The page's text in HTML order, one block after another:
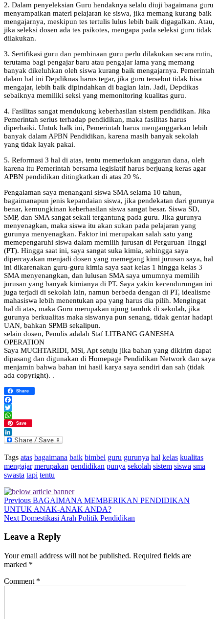
2. Dalam penyeleksian Guru hendaknya selalu diuji bagaimana guru
menyampaikan materi pelajaran ke siswa, jika memang kurang baik
mengajarnya, meskipun tes tertulis lulus lebih baik digagalkan. Atau,
jika seleksi dosen ada tes psikotes, mengapa pada seleksi guru tidak
dilakukan.
3. Sertifikasi guru dan pembinaan guru perlu dilakukan secara rutin,
terutama bagi pengajar baru atau pengajar lama yang memang
banyak dikeluhkan oleh siswa kurang baik mengajarnya. Pemerintah
dalam hal ini Depdiknas harus tegar, jika guru tersebut tidak bisa
mengajar, lebih baik dipindahkan di bagian lain. Jadi, Depdikas
sebaiknya memiliki seksi yang memonitoring kualitas guru.
4. Fasilitas sangat mendukung keberhasilan sistem pendidikan. Jika
Pemerintah serius terhadap pendidikan, maka fasilitas harus
diperbaiki. Untuk halk ini, Pemerintah harus menganggarkan lebih
banyak dalam APBN Pendidikan, karena masih banyak sekolah
yang tidak layak pakai.
5. Reformasi 3 hal di atas, tentu memerlukan anggaran dana, oleh
karena itu Pemerintah bersama legislatif harus berjuang keras agar
APBN pendidikan ditingkatkan di atas 20 %.
Pengalaman saya menangani siswa SMA selama 10 tahun,
bagaimanapun jenis kepandaian siswa, jika pendekatan dari gurunya
benar, kemungkinan keberhasilan siswa sangat besar. Siswa SD,
SMP, dan SMA sangat sekali tergantung pada guru. Jika gurunya
menyenagkan, maka siswa itu akan sukan pada pelajaran yang
gurunya menyenagkan. Faktor ini merupakan salah satu yang
memepengaruhi siswa dalam memilih jurusan di Perguruan Tinggi
(PT). Hingga saat ini, saya sangat suka kimia, sehingga saya
dipercayakan menjadi dosen yang memegang kimi jurusan saya, hal
ini dikarenakan guru-guru kimia saya saat kelas 1 hingga kelas 3
SMA menyenangkan, dan lulusan SMA saya umumnya memilih
jurusan yang banyak kimianya di PT. Saya yakin kecendurungan ini
juga terjadi di sekolah lain, namun berbeda dengan di PT, idealisme
mahasiswa lebih menentukan apa yang harus dia pilih. Mengingat
hal di atas, maka Guru merupakan ujung tanduk di sekolah, jika
gurunya berkualitas maka siswanya pun senang, tidak gentar hadapi
UAN, bahkan SPMB sekalipun.
selain dosen, Penulis adalah Staf LITBANG GANESHA
OPERATION
Saya MUCHTARIDI, MSi, Apt setuju jika bahan yang dikirim dapat
dipasang dan digunakan di Homepage Pendidikan Network dan saya
menjamin bahwa bahan ini hasil karya saya sendiri dan sah (tidak
ada copyright). .
Share
Facebook
Twitter
WhatsApp
Save
LinkedIn
Tags atas bagaimana baik bimbel guru gurunya hal kelas kualitas
mengajar merupakan pendidikan punya sekolah sistem siswa sma
swasta tapi tentu
Previous BAGAIMANA MEMBERIKAN PENDIDIKAN
UNTUK ANAK-ANAK ANDA?
Next Domestikasi Arah Politik Pendidikan
Leave a Reply
Your email address will not be published. Required fields are
marked *
Comment *